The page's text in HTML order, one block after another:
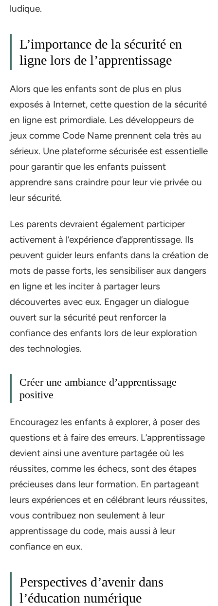
ludique.
L’importance de la sécurité en
ligne lors de l’apprentissage
Alors que les enfants sont de plus en plus
exposés à Internet, cette question de la sécurité
en ligne est primordiale. Les développeurs de
jeux comme Code Name prennent cela très au
sérieux. Une plateforme sécurisée est essentielle
pour garantir que les enfants puissent
apprendre sans craindre pour leur vie privée ou
leur sécurité.
Les parents devraient également participer
activement à l’expérience d’apprentissage. Ils
peuvent guider leurs enfants dans la création de
mots de passe forts, les sensibiliser aux dangers
en ligne et les inciter à partager leurs
découvertes avec eux. Engager un dialogue
ouvert sur la sécurité peut renforcer la
confiance des enfants lors de leur exploration
des technologies.
Créer une ambiance d’apprentissage
positive
Encouragez les enfants à explorer, à poser des
questions et à faire des erreurs. L’apprentissage
devient ainsi une aventure partagée où les
réussites, comme les échecs, sont des étapes
précieuses dans leur formation. En partageant
leurs expériences et en célébrant leurs réussites,
vous contribuez non seulement à leur
apprentissage du code, mais aussi à leur
confiance en eux.
Perspectives d’avenir dans
l’éducation numérique